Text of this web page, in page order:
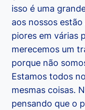
isso é uma
aos nossos
piores em várias
merecemos um
porque não
Estamos todos
mesmas coisas.
pensando que o